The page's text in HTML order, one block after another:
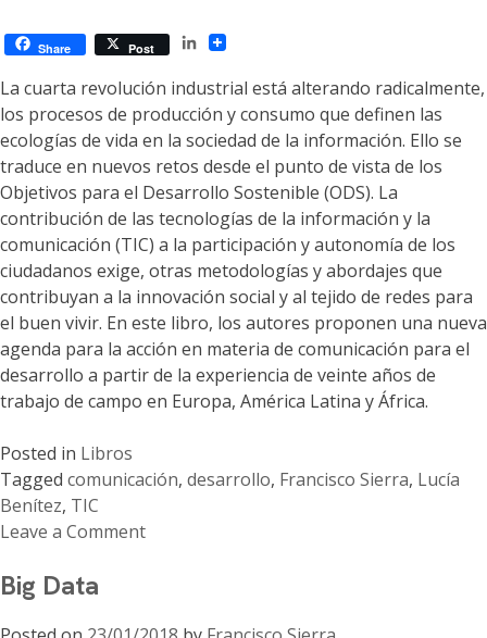
Comunicación
Digital
Convergente
Share Post
LinkedIn
La cuarta revolución industrial está alterando radicalmente,
los procesos de producción y consumo que definen las
ecologías de vida en la sociedad de la información. Ello se
traduce en nuevos retos desde el punto de vista de los
Objetivos para el Desarrollo Sostenible (ODS). La
contribución de las tecnologías de la información y la
comunicación (TIC) a la participación y autonomía de los
ciudadanos exige, otras metodologías y abordajes que
contribuyan a la innovación social y al tejido de redes para
el buen vivir. En este libro, los autores proponen una nueva
agenda para la acción en materia de comunicación para el
desarrollo a partir de la experiencia de veinte años de
trabajo de campo en Europa, América Latina y África.
Posted in Libros
Tagged comunicación, desarrollo, Francisco Sierra, Lucía
Benítez, TIC
Leave a Comment
TIC
Big Data